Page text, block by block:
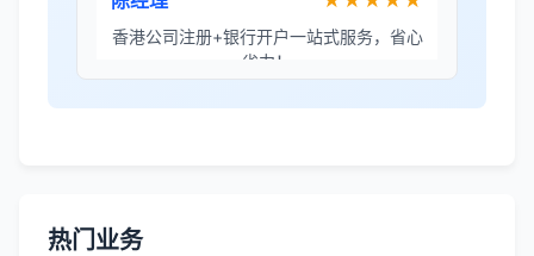
香港公司注册+银行开户一站式服务，省心
省力！
热门业务